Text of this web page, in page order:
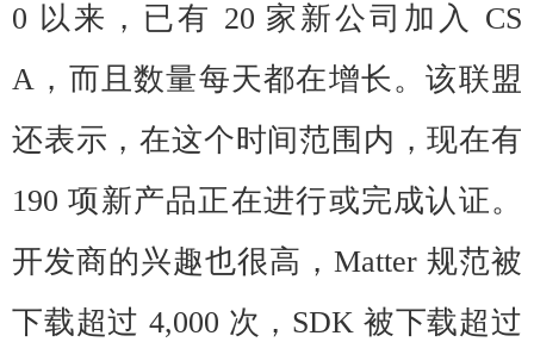
0 以来，已有 20 家新公司加入 CS
A，而且数量每天都在增长。该联盟
还表示，在这个时间范围内，现在有
190 项新产品正在进行或完成认证。
开发商的兴趣也很高，Matter 规范被
下载超过 4,000 次，SDK 被下载超过